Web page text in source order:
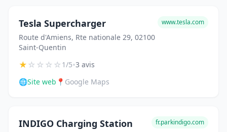
Tesla Supercharger
Route d'Amiens, Rte nationale 29, 02100
Saint-Quentin
www.tesla.com
★☆☆☆☆1/5•3 avis
🌐Site web 📍 Google Maps
INDIGO Charging Station fr.parkindigo.com